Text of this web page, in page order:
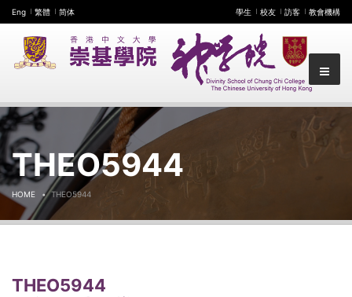
Eng 繁體 简体 學生 校友 訪客 教會機構
THEO5944
HOME THEO5944
THEO5944